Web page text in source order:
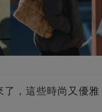
了，這些時尚又優